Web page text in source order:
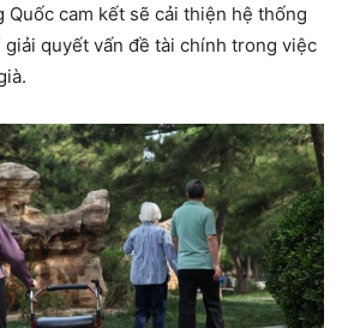
Quốc cam kết sẽ cải thiện hệ thống
giải quyết vấn đề tài chính trong việc